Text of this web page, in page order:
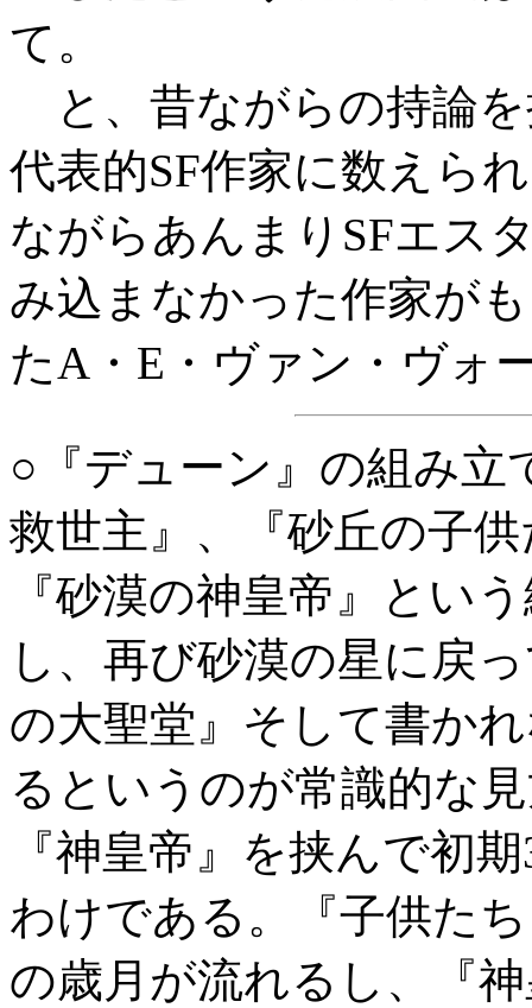
て。
と、昔ながらの持論
代表的SF作家に数えら
ながらあんまりSFエス
み込まなかった作家が
たA・E・ヴァン・ヴォ
○『デューン』の組み立
救世主』、『砂丘の子
『砂漠の神皇帝』とい
し、再び砂漠の星に戻
の大聖堂』そして書か
るというのが常識的な
『神皇帝』を挟んで初
わけである。『子供た
の歳月が流れるし、『